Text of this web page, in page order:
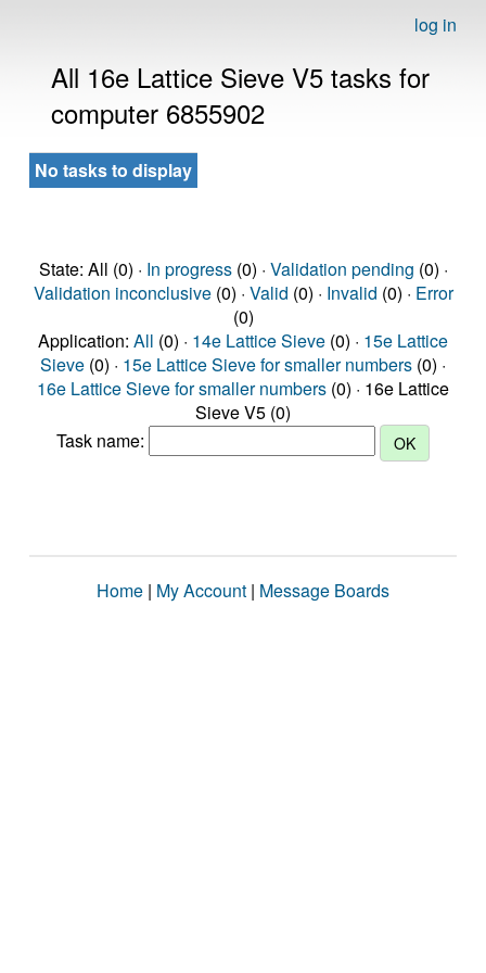
log in
All 16e Lattice Sieve V5 tasks for
computer 6855902
No tasks to display
State: All (0) · In progress(0) · Validation pending (0) ·
Validation inconclusive(0) · Valid (0) · Invalid (0) · Error
(0)
Application: All (0) · 14e Lattice Sieve (0) · 15e Lattice
Sieve (0) · 15e Lattice Sieve for smaller numbers (0) ·
16e Lattice Sieve for smaller numbers (0) · 16e Lattice
Sieve V5 (0)
Task name:
Home | My Account | Message Boards